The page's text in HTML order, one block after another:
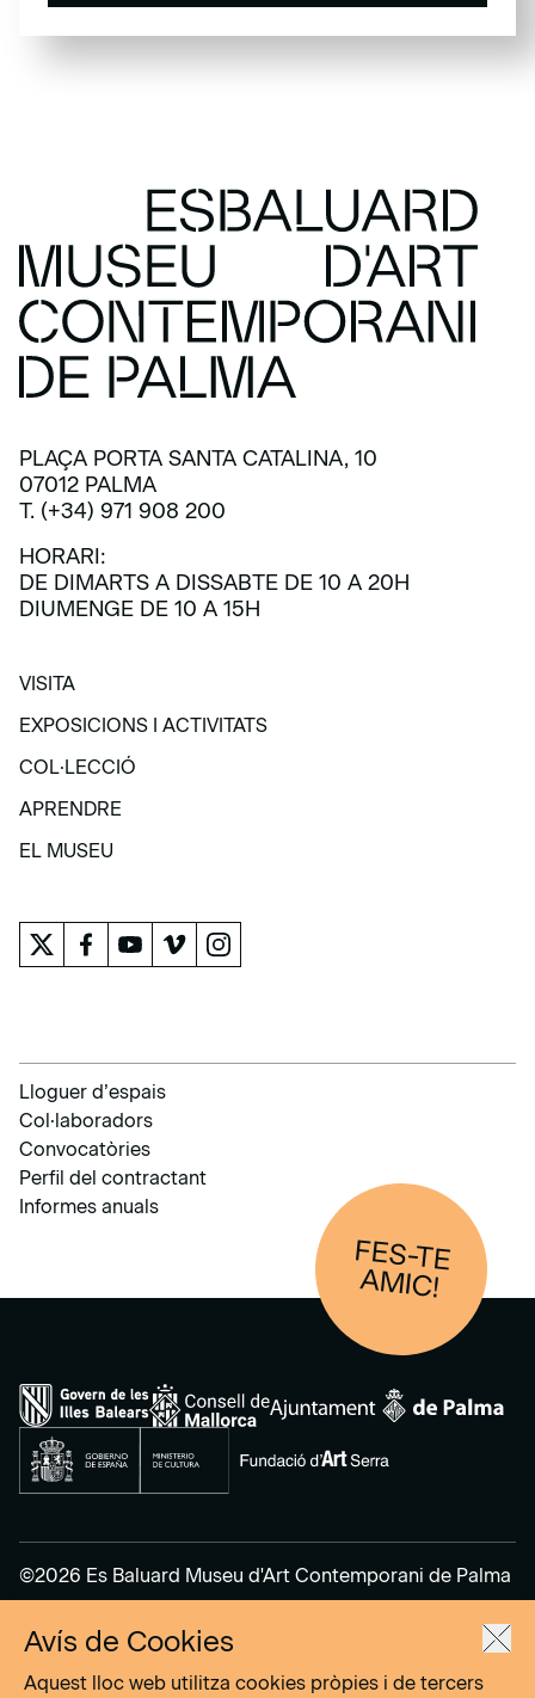
SUBSCRIU-TE
PLAÇA PORTA SANTA CATALINA, 10
07012 PALMA
T. (+34) 971 908 200
HORARI:
DE DIMARTS A DISSABTE DE 10 A 20H
DIUMENGE DE 10 A 15H
VISITA
VISITA
EXPOSICIONS I ACTIVITATS
EXPOSICIONS I ACTIVITATS
COL·LECCIÓ
COL·LECCIÓ
APRENDRE
APRENDRE
EL MUSEU
Lloguer d’espais
Col·laboradors
Convocatòries
Perfil del contractant
Informes anuals
FES-TE
AM
IC!
©2026 Es Baluard Museu d'Art Contemporani de Palma
Avís legal
Política de privacitat
Avís de Cookies
Aquest lloc web utilitza cookies pròpies i de tercers